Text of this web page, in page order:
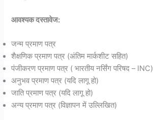
आवश्यक दस्तावेज:
जन्म प्रमाण पत्र
शैक्षणिक प्रमाण पत्र (अंतिम मार्कशीट सहित)
पंजीकरण प्रमाण पत्र ( भारतीय नर्सिंग परिषद – INC)
अनुभव प्रमाण पत्र (यदि लागू हो)
जाति प्रमाण पत्र (यदि लागू हो)
अन्य प्रमाण पत्र (विज्ञापन में उल्लिखित)